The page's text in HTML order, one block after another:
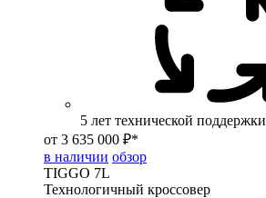
5 лет технической поддержки
от 3 635 000 ₽*
в наличии обзор
TIGGO 7L
Технологичный кроссовер